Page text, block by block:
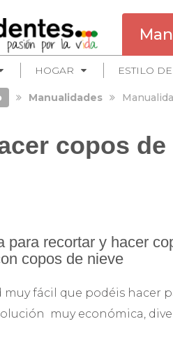
HOGAR ESTILO
Manualidades
copos
para recortar y hacer
copos de nieve
fácil que podéis hacer
muy económica,